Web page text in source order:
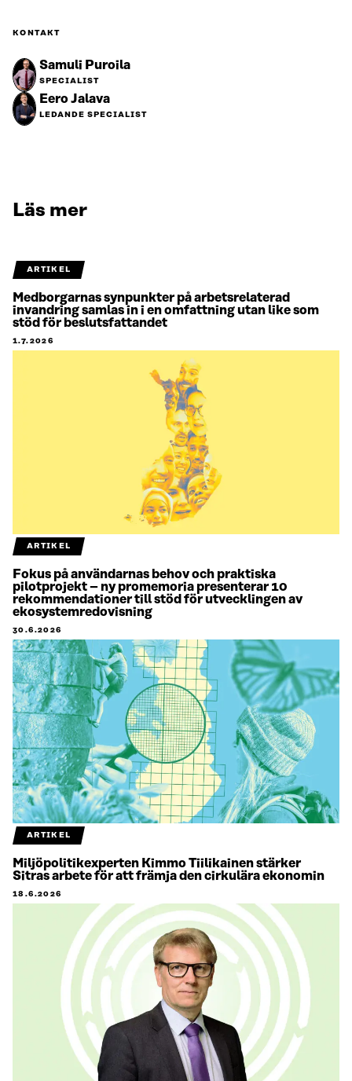
KONTAKT
Samuli Puroila
SPECIALIST
Eero Jalava
LEDANDE SPECIALIST
Läs mer
ARTIKEL
Medborgarnas synpunkter på arbetsrelaterad
invandring samlas in i en omfattning utan like som
stöd för beslutsfattandet
1.7.2026
ARTIKEL
Fokus på användarnas behov och praktiska
pilotprojekt – ny promemoria presenterar 10
rekommendationer till stöd för utvecklingen av
ekosystemredovisning
30.6.2026
ARTIKEL
Miljöpolitikexperten Kimmo Tiilikainen stärker
Sitras arbete för att främja den cirkulära ekonomin
18.6.2026